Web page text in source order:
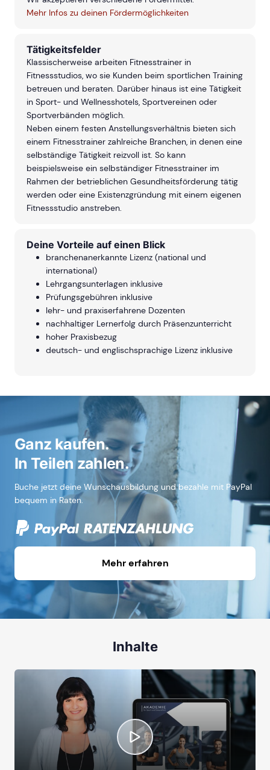
Mehr Infos zu deinen Fördermöglichkeiten
Tätigkeitsfelder
Klassischerweise arbeiten Fitnesstrainer in
Fitnessstudios, wo sie Kunden beim sportlichen Training
betreuen und beraten. Darüber hinaus ist eine Tätigkeit
in Sport- und Wellnesshotels, Sportvereinen oder
Sportverbänden möglich.
Neben einem festen Anstellungsverhältnis bieten sich
einem Fitnesstrainer zahlreiche Branchen, in denen eine
selbständige Tätigkeit reizvoll ist. So kann
beispielsweise ein selbständiger Fitnesstrainer im
Rahmen der betrieblichen Gesundheitsförderung tätig
werden oder eine Existenzgründung mit einem eigenen
Fitnessstudio anstreben.
Deine Vorteile auf einen Blick
branchenanerkannte Lizenz (national und
international)
Lehrgangsunterlagen inklusive
Prüfungsgebühren inklusive
lehr- und praxiserfahrene Dozenten
nachhaltiger Lernerfolg durch Präsenzunterricht
hoher Praxisbezug
deutsch- und englischsprachige Lizenz inklusive
Ganz kaufen.
In Teilen zahlen.
Buche jetzt deine Wunschausbildung und bezahle mit PayPal
bequem in Raten.
Mehr erfahren
Inhalte